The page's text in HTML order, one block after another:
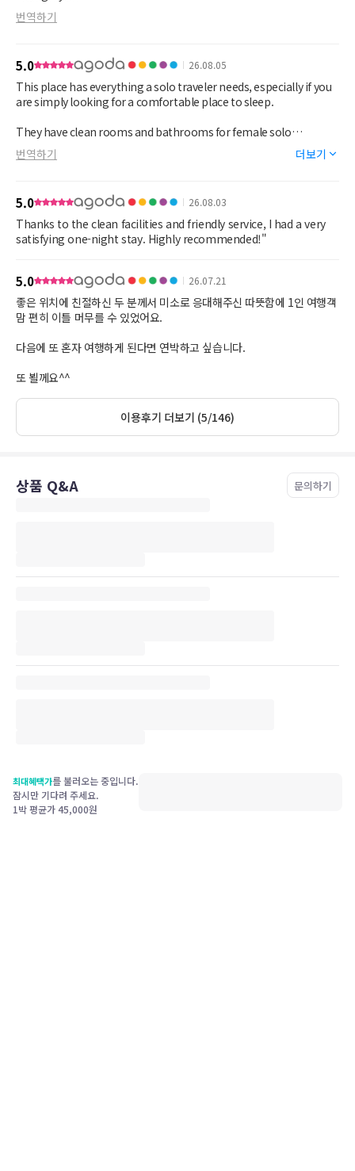
번역하기
5.0 26.08.05
This place has everything a solo traveler needs, especially if you
are simply looking for a comfortable place to sleep.
They have clean rooms and bathrooms for female solo
travelers, so you do not need to worry too much about safety.
There is also a restaurant on the first floor that serves good food
번역하기 더보기
5.0 26.08.03
Thanks to the clean facilities and friendly service, I had a very
satisfying one-night stay. Highly recommended!"
5.0 26.07.21
좋은 위치에 친절하신 두 분께서 미소로 응대해주신 따뜻함에 1인 여행객
맘 편히 이틀 머무를 수 있었어요.
다음에 또 혼자 여행하게 된다면 연박하고 싶습니다.
또 뵐께요^^
이용후기 더보기 (5/146)
상품 Q&A 문의하기
최대혜택가를 불러오는 중입니다.
잠시만 기다려 주세요.
1박 평균가45,000원